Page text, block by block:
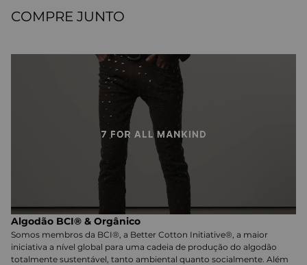
COMPRE JUNTO
Algodão BCI® & Orgânico
Somos membros da BCI®, a Better Cotton Initiative®, a maior
iniciativa a nível global para uma cadeia de produção do algodão
totalmente sustentável, tanto ambiental quanto socialmente. Além